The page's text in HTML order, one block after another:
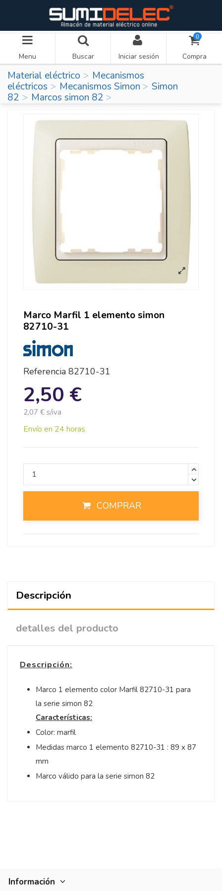
Menu Buscar Iniciar sesión
0
Compra
Material eléctrico
Mecanismos
eléctricos
Mecanismos Simon
Simon
82
Marcos simon 82
Marco Marfil 1 elemento simon
82710-31
Referencia 82710-31
2,50 €
2,07 € s/iva
Envío en 24 horas
COMPRAR
Descripción
detalles del producto
Descripción:
Marco 1 elemento color Marfil 82710-31 para
la serie simon 82
Características:
Color: marfil
Medidas marco 1 elemento 82710-31 : 89 x 87
mm
Marco válido para la serie simon 82
Información